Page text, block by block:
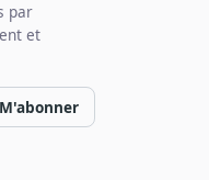
par
et
M'abonner